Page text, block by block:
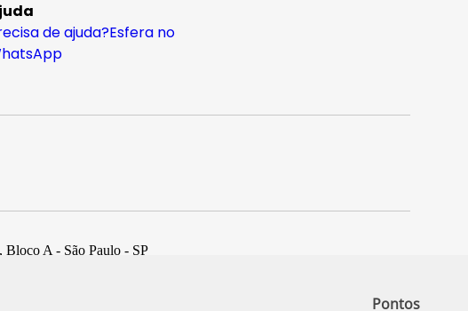
Pontos
de ajuda?Esfera no
Bloco A - São Paulo - SP